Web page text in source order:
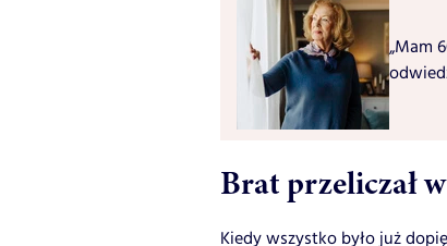
„Mam
Brat przeliczał
Kiedy wszystko było już